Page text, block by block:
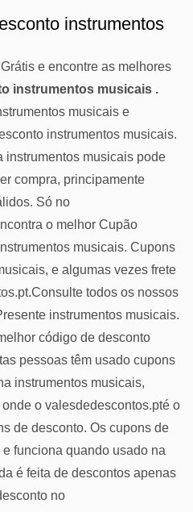
instrumentos
e encontre as melhores
instrumentos musicais .
musicais e
instrumentos musicais.
instrumentos musicais pode
compra, principamente
Só no
o melhor Cupão
musicais. Cupons
e algumas vezes frete
todos os nossos
instrumentos musicais.
código de desconto
pessoas têm usado cupons
instrumentos musicais,
o valesdedescontos.pté o
de desconto. Os cupons de
funciona quando usado na
é feita de descontos apenas
no